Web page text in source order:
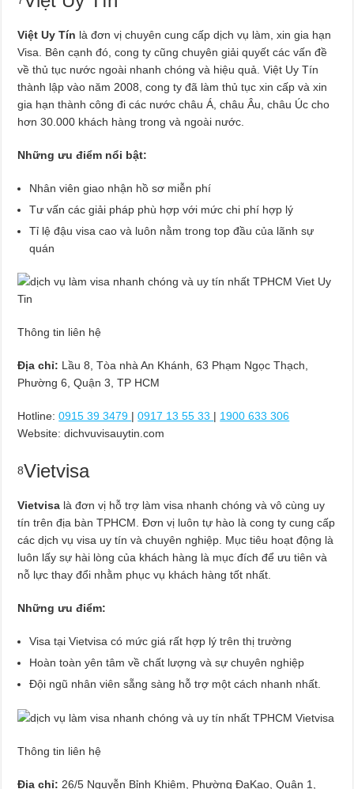
Việt Uy Tín là đơn vị chuyên cung cấp dịch vụ làm, xin gia hạn
Visa. Bên cạnh đó, cong ty cũng chuyên giải quyết các vấn đề
về thủ tục nước ngoài nhanh chóng và hiệu quả. Việt Uy Tín
thành lập vào năm 2008, cong ty đã làm thủ tục xin cấp và xin
gia hạn thành công đi các nước châu Á, châu Âu, châu Úc cho
hơn 30.000 khách hàng trong và ngoài nước.
Những ưu điểm nổi bật:
Nhân viên giao nhận hồ sơ miễn phí
Tư vấn các giải pháp phù hợp với mức chi phí hợp lý
Tỉ lệ đậu visa cao và luôn nằm trong top đầu của lãnh sự
quán
Thông tin liên hệ
Địa chỉ: Lầu 8, Tòa nhà An Khánh, 63 Phạm Ngọc Thạch,
Phường 6, Quận 3, TP HCM
Hotline: 0915 39 3479 |0917 13 55 33 | 1900 633 306
Website: dichvuvisauytin.com
8Vietvisa
Vietvisa là đơn vị hỗ trợ làm visa nhanh chóng và vô cùng uy
tín trên địa bàn TPHCM. Đơn vị luôn tự hào là cong ty cung cấp
các dịch vụ visa uy tín và chuyên nghiệp. Mục tiêu hoạt động là
luôn lấy sự hài lòng của khách hàng là mục đích để ưu tiên và
nỗ lực thay đổi nhằm phục vụ khách hàng tốt nhất.
Những ưu điểm:
Visa tại Vietvisa có mức giá rất hợp lý trên thị trường
Hoàn toàn yên tâm về chất lượng và sự chuyên nghiệp
Đội ngũ nhân viên sẵng sàng hỗ trợ một cách nhanh nhất.
Thông tin liên hệ
Địa chỉ: 26/5 Nguyễn Bỉnh Khiêm, Phường ĐaKao, Quận 1,